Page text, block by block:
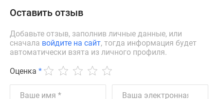
Оставить отзыв
Добавьте отзыв, заполнив личные данные, или
сначала войдите на сайт, тогда информация будет
автоматически взята из личного профиля.
Оценка *